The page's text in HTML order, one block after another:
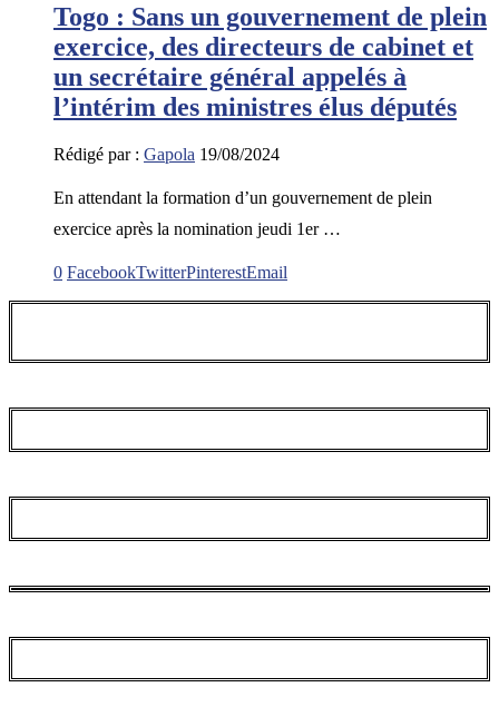
Togo : Sans un gouvernement de plein
exercice, des directeurs de cabinet et
un secrétaire général appelés à
l’intérim des ministres élus députés
Rédigé par : Gapola 19/08/2024
En attendant la formation d’un gouvernement de plein
exercice après la nomination jeudi 1er …
0 FacebookTwitterPinterestEmail